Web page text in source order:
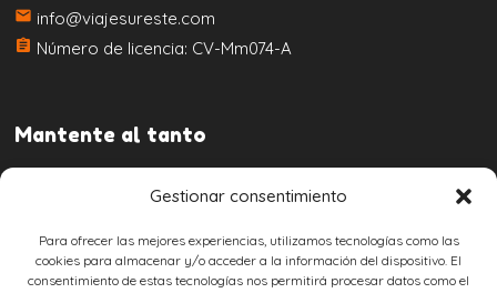
Gestionar consentimiento
Para ofrecer las mejores experiencias, utilizamos tecnologías como las
cookies para almacenar y/o acceder a la información del dispositivo. El
consentimiento de estas tecnologías nos permitirá procesar datos como el
email info@viajesureste.com
assignment Número de licencia: CV-Mm074-A
Mantente al tanto
Aviso legal